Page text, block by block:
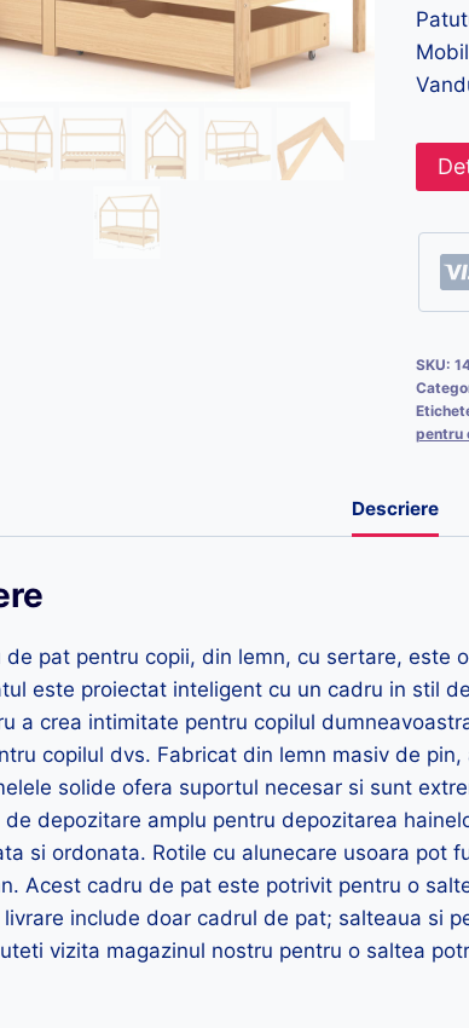
SKU:
pentru
Descriere
de pat pentru copii, din lemn, cu sertare, este
este proiectat inteligent cu un cadru in stil
a crea intimitate pentru copilul
copilul dvs. Fabricat din lemn masiv de
solide ofera suportul necesar si sunt
depozitare amplu pentru depozitarea
si ordonata. Rotile cu alunecare usoara pot
Acest cadru de pat este potrivit pentru o
include doar cadrul de pat; salteaua si
vizita magazinul nostru pentru o saltea